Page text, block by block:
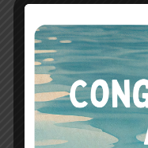
(interchangeables)